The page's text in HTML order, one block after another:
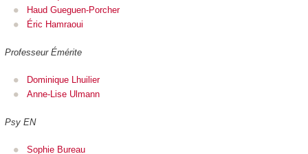
Haud Gueguen-Porcher
Éric Hamraoui
Professeur Émérite
Dominique Lhuilier
Anne-Lise Ulmann
Psy EN
Sophie Bureau